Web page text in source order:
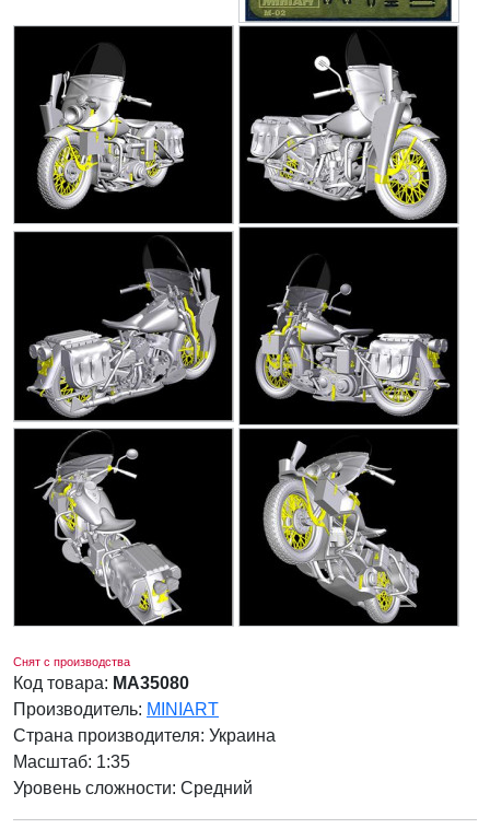
Снят с производства
Код товара: MA35080
Производитель: MINIART
Страна производителя: Украина
Масштаб: 1:35
Уровень сложности: Cредний